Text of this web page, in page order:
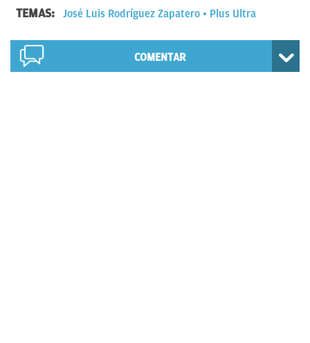
TEMAS: José Luis Rodríguez Zapatero Plus Ultra
COMENTAR